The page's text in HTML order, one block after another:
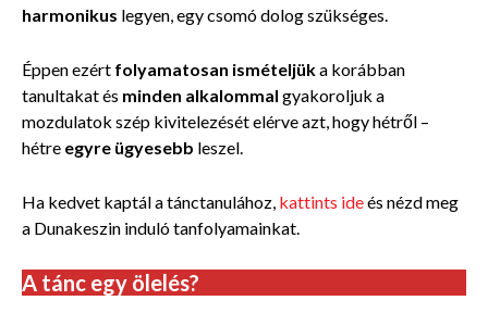
harmonikus legyen, egy csomó dolog szükséges.
Éppen ezért folyamatosan ismételjüka korábban
tanultakat és minden alkalommal gyakoroljuk a
mozdulatok szép kivitelezését elérve azt, hogy hétről –
hétre egyre ügyesebb leszel.
Ha kedvet kaptál a tánctanulához, kattints ideés nézd meg
a Dunakeszin induló tanfolyamainkat.
A tánc egy ölelés?